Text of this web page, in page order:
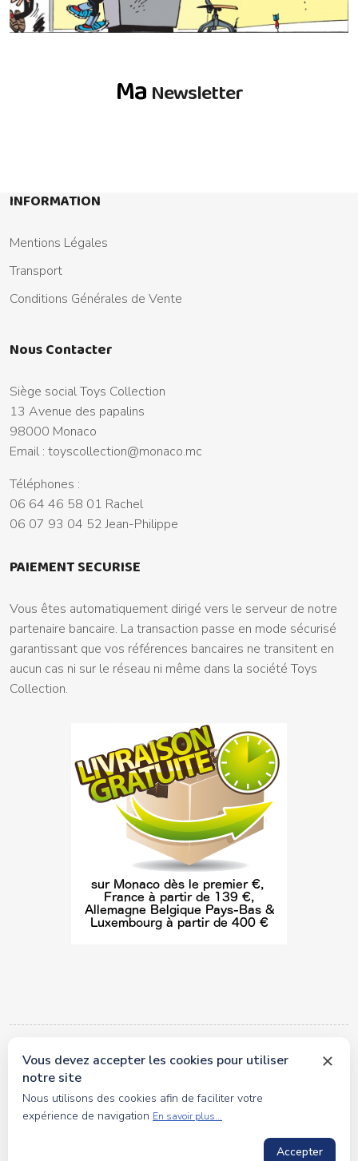
Ma Newsletter
INFORMATION
Mentions Légales
Transport
Conditions Générales de Vente
Nous Contacter
Siège social Toys Collection
13 Avenue des papalins
98000 Monaco
Email : toyscollection@monaco.mc
Téléphones :
06 64 46 58 01 Rachel
06 07 93 04 52 Jean-Philippe
PAIEMENT SECURISE
Vous êtes automatiquement dirigé vers le serveur de notre
partenaire bancaire. La transaction passe en mode sécurisé
garantissant que vos références bancaires ne transitent en
aucun cas ni sur le réseau ni même dans la société Toys
Collection.
© 2026 tous droits réservés Toyscollection. Réalisation
oceanesoft.com
Vous devez accepter les cookies pour utiliser
notre site
Nous utilisons des cookies afin de faciliter votre
expérience de navigation En savoir plus...
Accepter